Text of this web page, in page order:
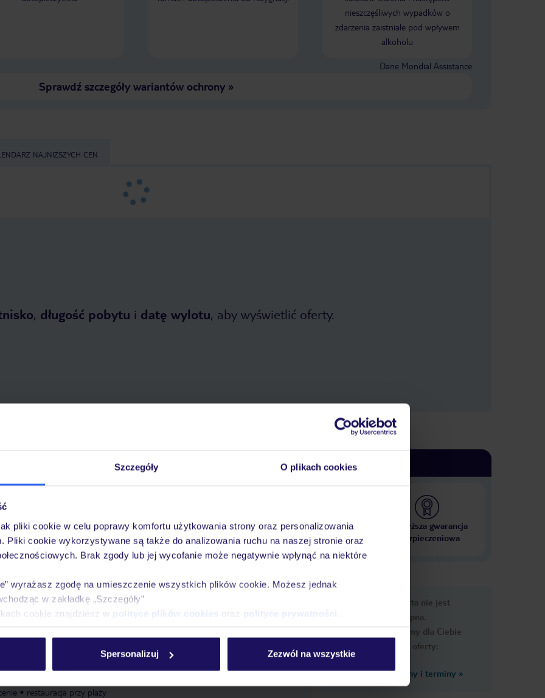
Szczegóły O plikach cookies
pliki cookie w celu poprawy komfortu użytkowania strony oraz personalizowania
Pliki cookie wykorzystywane są także do analizowania ruchu na naszej stronie oraz
Brak zgody lub jej wycofanie może negatywnie wpłynąć na niektóre
wyrażasz zgodę na umieszczenie wszystkich plików cookie. Możesz jednak
w zakładkę „Szczegóły”
cookie znajdziesz w polityce plików cookies oraz polityce prywatności
Spersonalizuj Zezwól na wszystkie
nieszczęśliwych wypadków o
zdarzenia zaistniałe pod wpływem
alkoholu
Dane Mondial Assistance
Sprawdź szczegóły wariantów ochrony»
NAJNIŻSZYCH CEN
, długość pobytu i datę wylotu, aby wyświetlić oferty.
Dlaczego warto wybrać TUI?
30 lat w Polsce
Tylko u nas opieka na
wakacjach 24/7
10 000 hoteli w ponad 50
krajach
Najwyższa gwarancja
ubezpieczeniowa
Pokoje Wyżywienie
restauracja przy plaży
Ups, ta oferta nie jest
dostępna.
Przygotowaliśmy dla Ciebie
podobne oferty:
Zobacz inne ceny i terminy »